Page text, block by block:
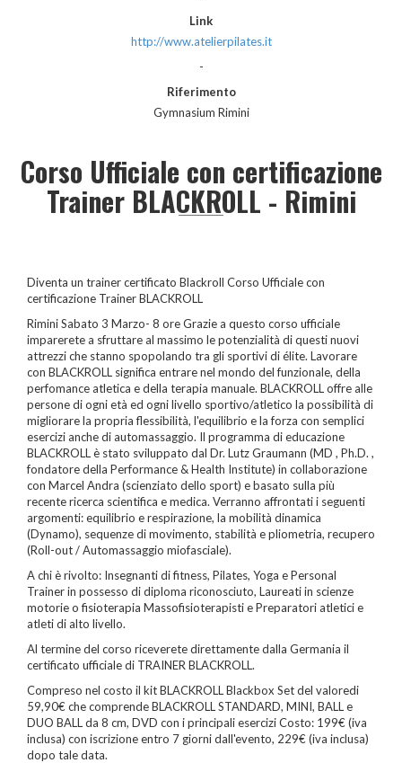
Link
http://www.atelierpilates.it
-
Riferimento
Gymnasium Rimini
Corso Ufficiale con certificazione
Trainer BLACKROLL - Rimini
Diventa un trainer certificato Blackroll Corso Ufficiale con
certificazione Trainer BLACKROLL
Rimini Sabato 3 Marzo- 8 ore Grazie a questo corso ufficiale
imparerete a sfruttare al massimo le potenzialità di questi nuovi
attrezzi che stanno spopolando tra gli sportivi di élite. Lavorare
con BLACKROLL significa entrare nel mondo del funzionale, della
perfomance atletica e della terapia manuale. BLACKROLL offre alle
persone di ogni età ed ogni livello sportivo/atletico la possibilità di
migliorare la propria flessibilità, l'equilibrio e la forza con semplici
esercizi anche di automassaggio. Il programma di educazione
BLACKROLL è stato sviluppato dal Dr. Lutz Graumann (MD , Ph.D. ,
fondatore della Performance & Health Institute) in collaborazione
con Marcel Andra (scienziato dello sport) e basato sulla più
recente ricerca scientifica e medica. Verranno affrontati i seguenti
argomenti: equilibrio e respirazione, la mobilità dinamica
(Dynamo), sequenze di movimento, stabilità e pliometria, recupero
(Roll-out / Automassaggio miofasciale).
A chi è rivolto: Insegnanti di fitness, Pilates, Yoga e Personal
Trainer in possesso di diploma riconosciuto, Laureati in scienze
motorie o fisioterapia Massofisioterapisti e Preparatori atletici e
atleti di alto livello.
Al termine del corso riceverete direttamente dalla Germania il
certificato ufficiale di TRAINER BLACKROLL.
Compreso nel costo il kit BLACKROLL Blackbox Set del valoredi
59,90€ che comprende BLACKROLL STANDARD, MINI, BALL e
DUO BALL da 8 cm, DVD con i principali esercizi Costo: 199€ (iva
inclusa) con iscrizione entro 7 giorni dall'evento, 229€ (iva inclusa)
dopo tale data.